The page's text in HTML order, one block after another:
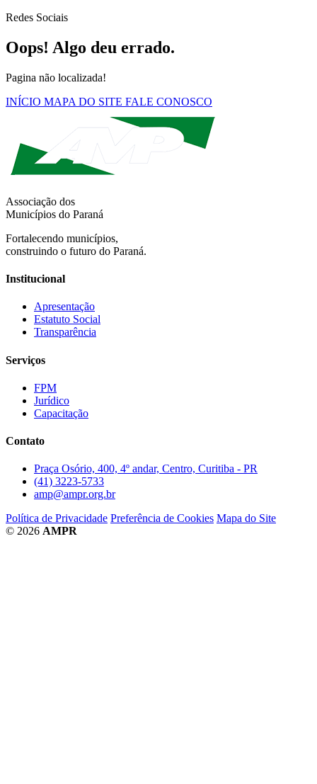
Redes Sociais
Oops! Algo deu errado.
Pagina não localizada!
INÍCIO MAPA DO SITE FALE CONOSCO
Associação dos
Municípios do Paraná
Fortalecendo municípios,
construindo o futuro do Paraná.
Institucional
Apresentação
Estatuto Social
Transparência
Serviços
FPM
Jurídico
Capacitação
Contato
Praça Osório, 400, 4º andar, Centro, Curitiba - PR
(41) 3223-5733
amp@ampr.org.br
Política de Privacidade Preferência de Cookies Mapa do Site
© 2026 AMPR